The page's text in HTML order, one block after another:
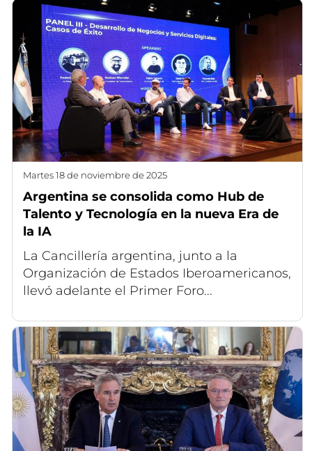
martes 18 de noviembre de 2025
Argentina se consolida como Hub de
Talento y Tecnología en la nueva Era de
la IA
La Cancillería argentina, junto a la
Organización de Estados Iberoamericanos,
llevó adelante el Primer Foro...